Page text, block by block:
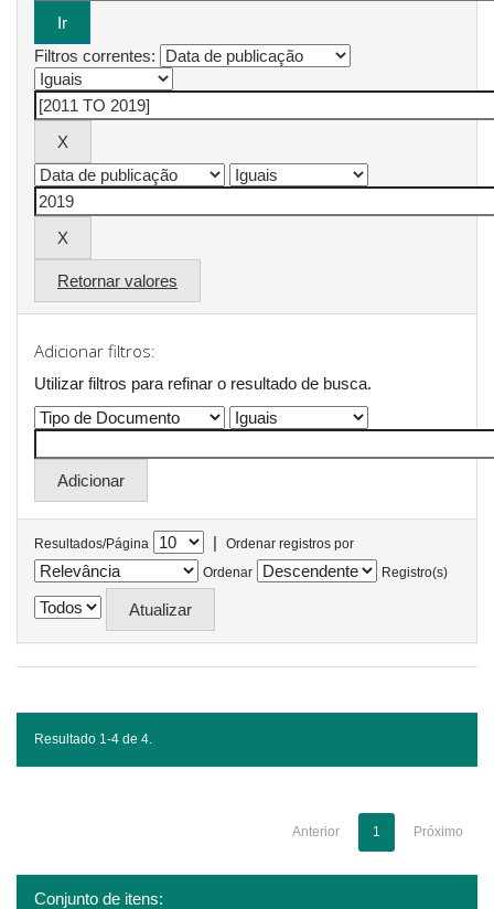
Filtros correntes:
Retornar valores
Adicionar filtros:
Utilizar filtros para refinar o resultado de busca.
Resultados/Página |
Ordenar registros por
Ordenar
Registro(s)
Resultado 1-4 de 4.
Anterior 1 Próximo
Conjunto de itens: